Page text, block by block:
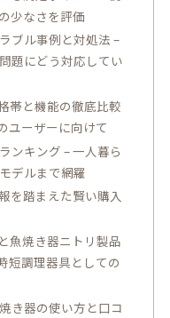
少なさを評価
ブル事例と対処法 –
題にどう対応してい
帯と機能の徹底比較
ユーザーに向けて
ンキング – 一人暮ら
デルまで網羅
を踏まえた賢い購入
魚焼き器ニトリ製品
短調理器具としての
き器の使い方と口コ